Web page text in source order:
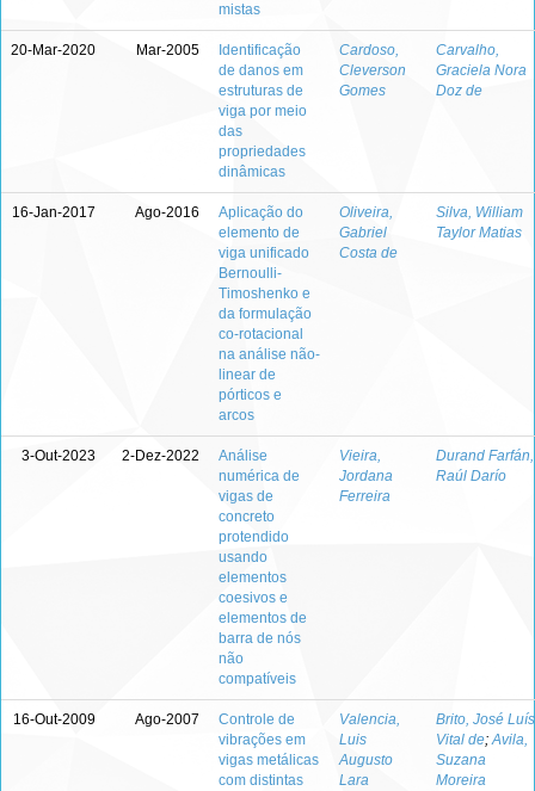
mistas
20-Mar-2020 Mar-2005
Identificação
de danos em
estruturas de
viga por meio
das
propriedades
dinâmicas
Cardoso,
Cleverson
Gomes
Carvalho,
Graciela Nora
Doz de
16-Jan-2017 Ago-2016
Aplicação do
elemento de
viga unificado
Bernoulli-
Timoshenko e
da formulação
co-rotacional
na análise não-
linear de
pórticos e
arcos
Oliveira,
Gabriel
Costa de
Silva, William
Taylor Matias
3-Out-2023 2-Dez-2022
Análise
numérica de
vigas de
concreto
protendido
usando
elementos
coesivos e
elementos de
barra de nós
não
compatíveis
Vieira,
Jordana
Ferreira
Durand Farfán,
Raúl Darío
16-Out-2009 Ago-2007
Controle de
vibrações em
vigas metálicas
com distintas
Valencia,
Luis
Augusto
Lara
Brito, José Luís
Vital de;Avila,
Suzana
Moreira